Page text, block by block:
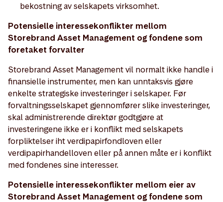
bekostning av selskapets virksomhet.
Potensielle interessekonflikter mellom
Storebrand Asset Management og fondene som
foretaket forvalter
Storebrand Asset Management vil normalt ikke handle i
finansielle instrumenter, men kan unntaksvis gjøre
enkelte strategiske investeringer i selskaper. Før
forvaltningsselskapet gjennomfører slike investeringer,
skal administrerende direktør godtgjøre at
investeringene ikke er i konflikt med selskapets
forpliktelser iht verdipapirfondloven eller
verdipapirhandelloven eller på annen måte er i konflikt
med fondenes sine interesser.
Potensielle interessekonflikter mellom eier av
Storebrand Asset Management og fondene som